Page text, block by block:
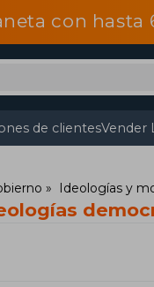
con
de clientesVender
Ideologías y